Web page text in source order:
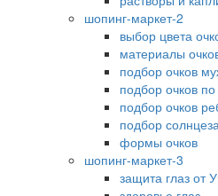
шопинг-маркет-2
выбор цвета
материалы
подбор очков
подбор очков
подбор очков
подбор
формы очков
шопинг-маркет-3
защита глаз от